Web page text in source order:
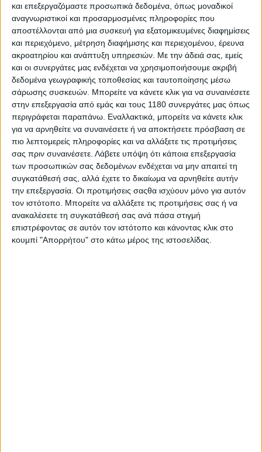
και επεξεργαζόμαστε προσωπικά δεδομένα, όπως μοναδικοί
αναγνωριστικοί και προσαρμοσμένες πληροφορίες που
αποστέλλονται από μια συσκευή για εξατομικευμένες διαφημίσεις
και περιεχόμενο, μέτρηση διαφήμισης και περιεχομένου, έρευνα
ακροατηρίου και ανάπτυξη υπηρεσιών. Με την άδειά σας, εμείς
και οι συνεργάτες μας ενδέχεται να χρησιμοποιήσουμε ακριβή
δεδομένα γεωγραφικής τοποθεσίας και ταυτοποίησης μέσω
σάρωσης συσκευών. Μπορείτε να κάνετε κλικ για να συναινέσετε
στην επεξεργασία από εμάς και τους 1180 συνεργάτες μας όπως
περιγράφεται παραπάνω. Εναλλακτικά, μπορείτε να κάνετε κλικ
για να αρνηθείτε να συναινέσετε ή να αποκτήσετε πρόσβαση σε
πιο λεπτομερείς πληροφορίες και να αλλάξετε τις προτιμήσεις
σας πριν συναινέσετε. Λάβετε υπόψη ότι κάποια επεξεργασία
των προσωπικών σας δεδομένων ενδέχεται να μην απαιτεί τη
συγκατάθεσή σας, αλλά έχετε το δικαίωμα να αρνηθείτε αυτήν
την επεξεργασία. Οι προτιμήσεις σαςθα ισχύουν μόνο για αυτόν
τον ιστότοπο. Μπορείτε να αλλάξετε τις προτιμήσεις σας ή να
ανακαλέσετε τη συγκατάθεσή σας ανά πάσα στιγμή
επιστρέφοντας σε αυτόν τον ιστότοπο και κάνοντας κλικ στο
κουμπί "Απορρήτου" στο κάτω μέρος της ιστοσελίδας.